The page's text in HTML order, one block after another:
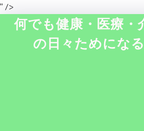
" />
何でも健康・医療・
の日々ためにな